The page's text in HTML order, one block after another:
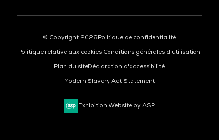
© Copyright 2026Politique de confidentialité
Politique relative aux cookies Conditions générales d'utilisation
Plan du siteDéclaration d'accessibilité
Modern Slavery Act Statement
Exhibition Website by ASP